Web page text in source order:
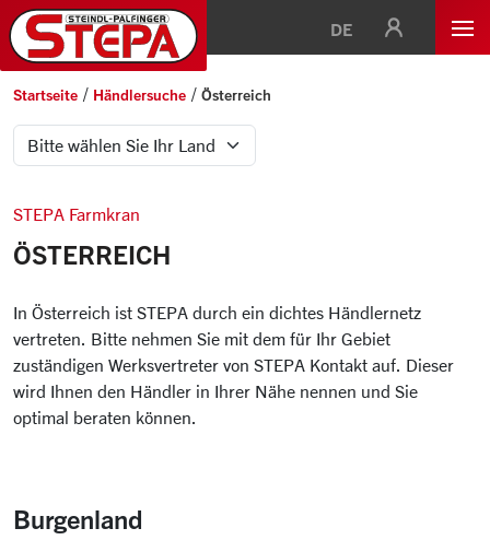
DE
Startseite Händlersuche Österreich
STEPA Farmkran
ÖSTERREICH
In Österreich ist STEPA durch ein dichtes Händlernetz
vertreten. Bitte nehmen Sie mit dem für Ihr Gebiet
zuständigen Werksvertreter von STEPA Kontakt auf. Dieser
wird Ihnen den Händler in Ihrer Nähe nennen und Sie
optimal beraten können.
Burgenland